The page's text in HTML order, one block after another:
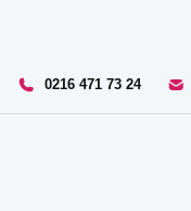
0216 471 73 24